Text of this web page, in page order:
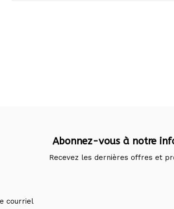
Abonnez-vous à notre
Recevez les dernières offres et